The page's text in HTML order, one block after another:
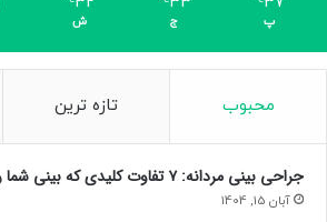
پ ج ش
محبوب تازه ترین
جراحی بینی مردانه: ۷ تفاوت کلیدی که بینی شما را “زنانه” نمی‌کند!
آبان 15, 1404